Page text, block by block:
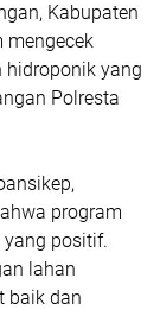
Kabupaten
mengecek
hidroponik yang
Polresta
program
yang positif.
lahan
baik dan